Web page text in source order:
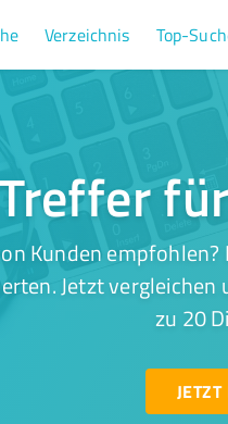
Verzeichnis Top-
Kunden
Jetzt
zu 20